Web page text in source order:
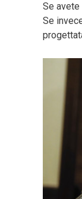
Se
Se